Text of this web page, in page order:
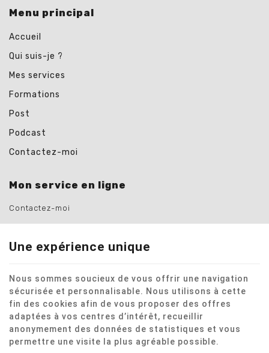
Menu principal
Accueil
Qui suis-je ?
Mes services
Formations
Post
Podcast
Contactez-moi
Mon service en ligne
Contactez-moi
utilisateur.
Mentions légales| Vie privée |Cookies
© Copyright 2026 -
Nemot50 Conditions Générales
partenaires web
Conditions d’utilisation du site web et protection des données
personnelles
E-net Business , créateur de sites Internet pour commerçants,
Une expérience unique
Nous sommes soucieux de vous offrir une navigation
sécurisée et personnalisable. Nous utilisons à cette
fin des cookies afin de vous proposer des offres
adaptées à vos centres d’intérêt, recueillir
anonymement des données de statistiques et vous
permettre une visite la plus agréable possible.